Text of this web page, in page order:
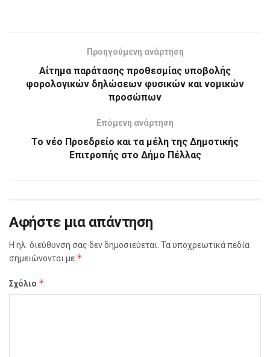
Προηγούμενη ανάρτηση
Αίτημα παράτασης προθεσμίας υποβολής
φορολογικών δηλώσεων φυσικών και νομικών
προσώπων
Επόμενη ανάρτηση
Το νέο Προεδρείο και τα μέλη της Δημοτικής
Επιτροπής στο Δήμο Πέλλας
Αφήστε μια απάντηση
Η ηλ. διεύθυνση σας δεν δημοσιεύεται. Τα υποχρεωτικά πεδία
σημειώνονται με *
Σχόλιο *